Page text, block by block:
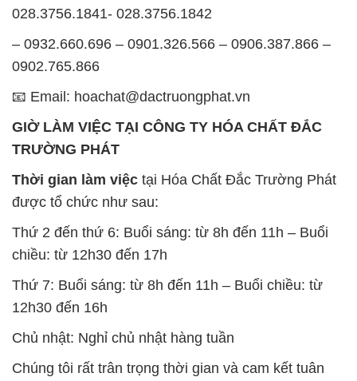
028.3756.1841- 028.3756.1842
– 0932.660.696 – 0901.326.566 – 0906.387.866 –
0902.765.866
📧 Email: hoachat@dactruongphat.vn
GIỜ LÀM VIỆC TẠI CÔNG TY HÓA CHẤT ĐẮC
TRƯỜNG PHÁT
Thời gian làm việc tại Hóa Chất Đắc Trường Phát
được tổ chức như sau:
Thứ 2 đến thứ 6: Buổi sáng: từ 8h đến 11h – Buổi
chiều: từ 12h30 đến 17h
Thứ 7: Buổi sáng: từ 8h đến 11h – Buổi chiều: từ
12h30 đến 16h
Chủ nhật: Nghỉ chủ nhật hàng tuần
Chúng tôi rất trân trọng thời gian và cam kết tuân